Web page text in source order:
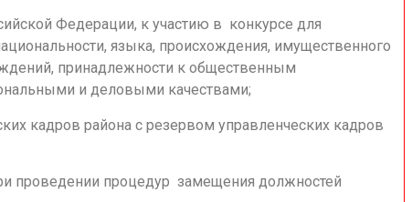
Федерации, к участию в конкурсе для
языка, происхождения, имущественного
принадлежности к общественным
и деловыми качествами;
кадров района с резервом управленческих кадров
проведении процедур замещения должностей